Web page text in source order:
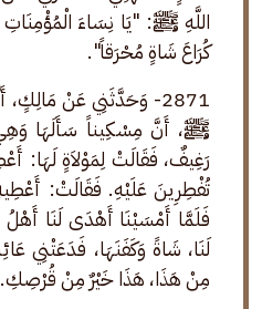
اللَّهِ ﷺ: "يَا نِسَاءَ الْمُؤْمِنَاتِ
كُرَاعَ شَاةٍ مُحْرَقاً".
2871- وَحَدَّثَنِي عَنْ
ﷺ، أَنَّ مِسْكِيناً سَأَلَهَا وَهِيَ
رَغِيفٌ، فَقَالَتْ لِمَوْلاَةٍ لَهَا:
تُفْطِرِينَ عَلَيْهِ. فَقَالَتْ:
فَلَمَّا أَمْسَيْنَا أَهْدَى لَنَا
لَنَا، شَاةً وَكَفَنَهَا، فَدَعَتْنِي
مِنْ هَذَا، هَذَا خَيْرٌ مِنْ قُرْصِكِ.